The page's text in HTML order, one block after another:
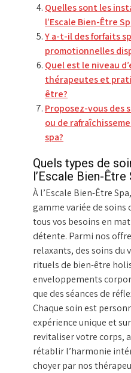
Quelles sont les
l’Escale Bien-Être
Y a-t-il des forfaits
promotionnelles
Quel est le niveau
thérapeutes et
être?
Proposez-vous des
ou de
spa?
Quels types de
l’Escale Bien-Être
À l’Escale Bien-Être
gamme variée de soins
tous vos besoins en
détente. Parmi nos
relaxants, des soins du
rituels de bien-être
enveloppements
que des séances de
Chaque soin est
expérience unique et
revitaliser votre corps,
rétablir l’harmonie
choyer par nos